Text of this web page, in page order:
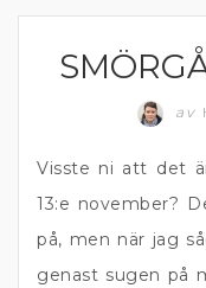
BRÖD
av
Visste ni att det
13:e november?
på, men när jag
genast sugen på